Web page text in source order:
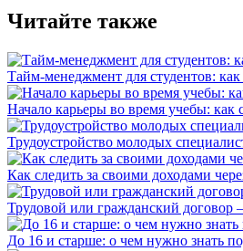
Читайте также
Тайм-менеджмент для студентов: как
Начало карьеры во время учебы: как
Трудоустройство молодых
Как следить за своими доходами
Трудовой или гражданский договор
До 16 и старше: о чем нужно знать